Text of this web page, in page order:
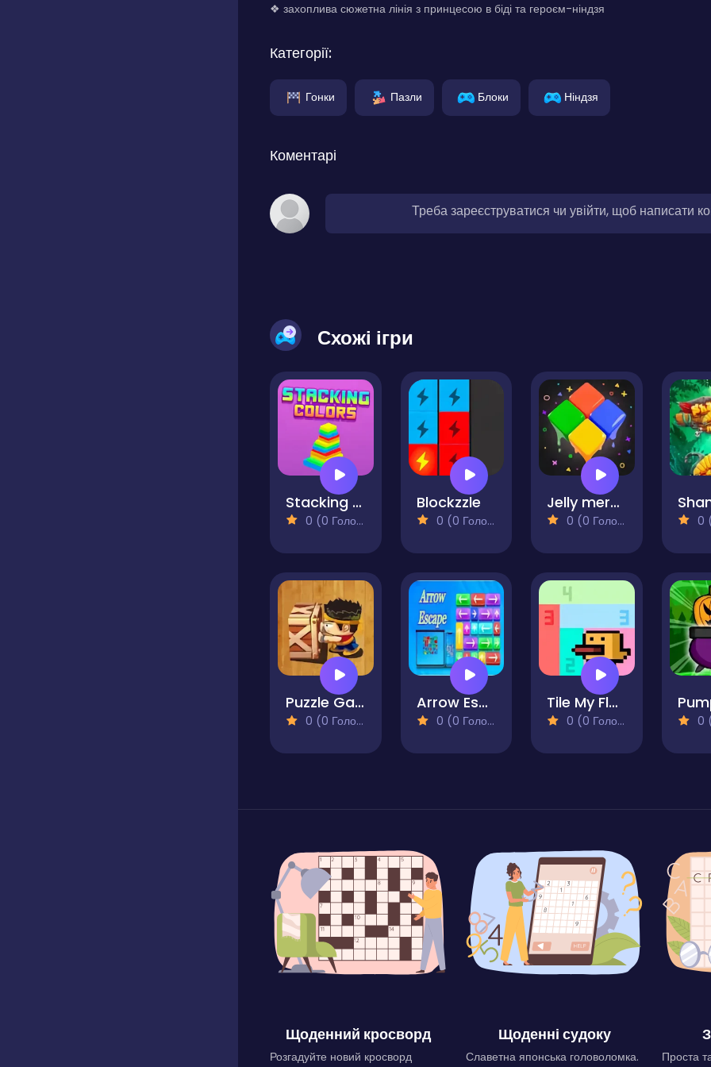
❖ захоплива сюжетна лінія з принцесою в біді та героєм-ніндзя
Категорії:
Гонки Пазли Блоки Ніндзя
Коментарі
Треба зареєструватися чи увійти, щоб написати
Схожі ігри
Stacking Color
0 (0 Голосів)
Blockzzle
0 (0 Голосів)
Jelly merge
0 (0 Голосів) 0
Puzzle Game Sokoban
0 (0 Голосів)
Arrow Escape
0 (0 Голосів)
Tile My Floor
0 (0 Голосів) 0
Щоденний кросворд
Розгадуйте новий кросворд
Щоденні судоку
Славетна японська головоломка.
Проста